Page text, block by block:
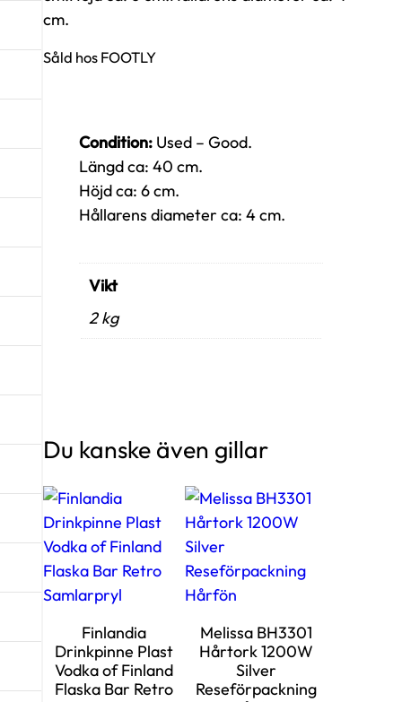
cm.
Såld hos FOOTLY
Condition: Used – Good.
Längd ca: 40 cm.
Höjd ca: 6 cm.
Hållarens diameter ca: 4 cm.
Vikt
2 kg
Du kanske även gillar
Finlandia
Drinkpinne Plast
Vodka of Finland
Flaska Bar Retro
Melissa BH3301
Hårtork 1200W
Silver
Reseförpackning